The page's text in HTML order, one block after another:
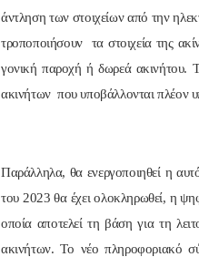
άντληση των στοιχείων από την
τροποποιήσουν τα στοιχεία της
γονική παροχή ή δωρεά ακινήτου.
ακινήτων που υποβάλλονται πλέον
Παράλληλα, θα ενεργοποιηθεί η
του 2023 θα έχει ολοκληρωθεί, η
οποία αποτελεί τη βάση για τη
ακινήτων. Το νέο πληροφοριακό